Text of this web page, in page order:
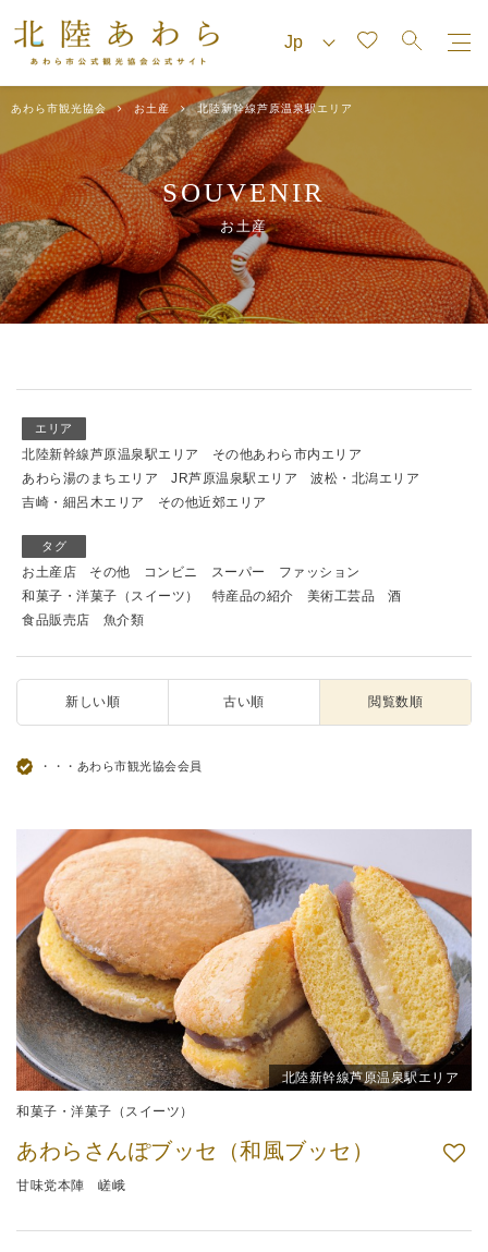
あわら市観光協会 お土産 北陸新幹線芦原温泉駅エリア
SOUVENIR
お土産
エリア
北陸新幹線芦原温泉駅エリア
その他あわら市内エリア
あわら湯のまちエリア
JR芦原温泉駅エリア
波松・北潟エリア
吉崎・細呂木エリア
その他近郊エリア
タグ
お土産店 その他 コンビニ スーパー
ファッション
和菓子・洋菓子（スイーツ）
特産品の紹介 美術工芸品
酒
食品販売店
魚介類
新しい順 古い順 閲覧数順
・・・あわら市観光協会会員
北陸新幹線芦原温泉駅エリア
和菓子・洋菓子（スイーツ）
あわらさんぽブッセ（和風ブッセ）
甘味党本陣 嵯峨